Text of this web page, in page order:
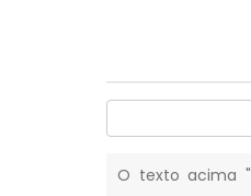
O texto acima "